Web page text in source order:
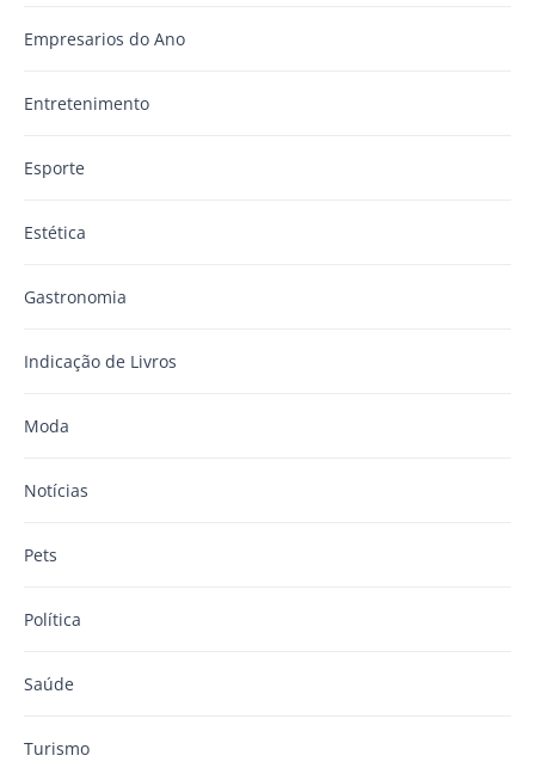
Empresarios do Ano
Entretenimento
Esporte
Estética
Gastronomia
Indicação de Livros
Moda
Notícias
Pets
Política
Saúde
Turismo